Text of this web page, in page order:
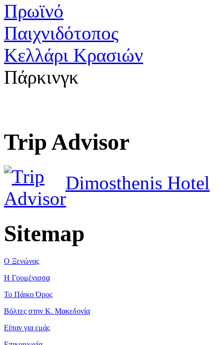
Πρωϊνό
Παιχνιδότοπος
Κελλάρι Κρασιών
Πάρκινγκ
Trip Advisor
Dimosthenis Hotel
Sitemap
Ο Ξενώνας
Η Γουμένισσα
Το Πάικο Όρος
Βόλτες στην Κ. Μακεδονία
Είπαν για εμάς